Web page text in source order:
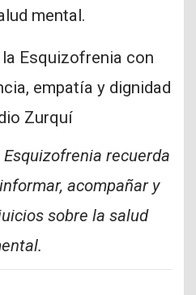
mental.
recuerda
acompañar y
sobre la salud